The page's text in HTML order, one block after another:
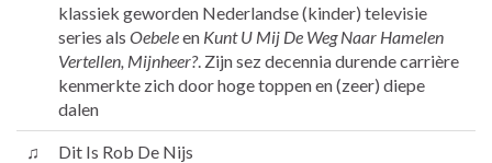
klassiek geworden Nederlandse (kinder) televisie
series als Oebeleen Kunt U Mij De Weg Naar Hamelen
Vertellen, Mijnheer?. Zijn sez decennia durende carrière
kenmerkte zich door hoge toppen en (zeer) diepe
dalen
♫
Dit Is Rob De Nijs